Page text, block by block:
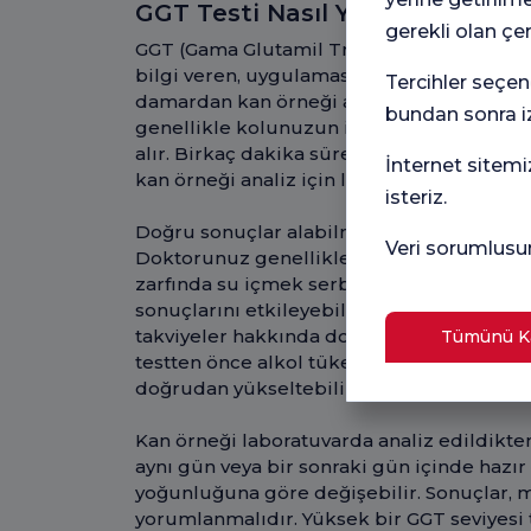
GGT Testi Nasıl Yapılır?
GGT (Gama Glutamil Transferaz) testi,
bilgi veren, uygulaması oldukça kolay ve
damardan kan örneği alınması
genellikle kolunuzun iç kısmındaki bir
alır. Birkaç dakika süren bu işlem çoğu
kan örneği analiz için laboratuvara
Doğru sonuçlar alabilmek için GGT testi
Doktorunuz genellikle testten 8-12 saat
zarfında su içmek serbest olsa da yine
sonuçlarını etkileyebileceği için
takviyeler hakkında doktorunuzu
testten önce alkol tüketiminden
doğrudan yükseltebilir.
Kan örneği laboratuvarda analiz
aynı gün veya bir sonraki gün içinde
yoğunluğuna göre değişebilir. Sonuçlar,
yorumlanmalıdır. Yüksek bir GGT
gerekli olan
Tercihler
bundan sonra
İnternet
isteriz.
Veri
Tümünü